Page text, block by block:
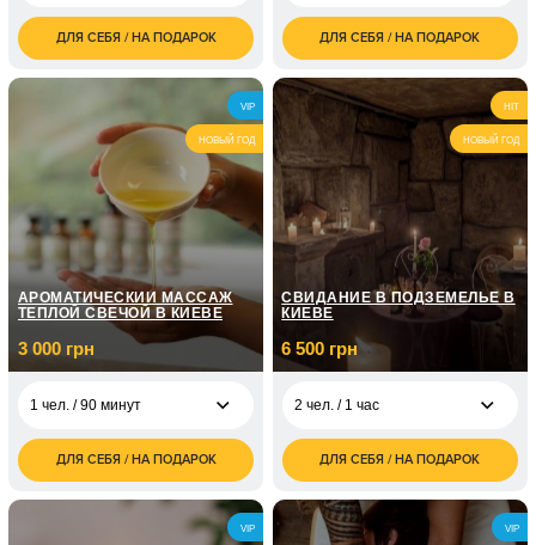
1 600
грн
ДЛЯ СЕБЯ / НА ПОДАРОК
1 500
грн
2 чел. / 1,5 часа
3 000
грн
ДЛЯ СЕБЯ / НА ПОДАРОК
VIP
НОВЫЙ ГОД
АРОМАТИЧЕСКИЙ МАССАЖ
ТЕПЛОЙ СВЕЧОЙ В КИЕВЕ
3 000 грн
1 чел. / 90 минут
3 000
грн
6 000
грн
ДЛЯ СЕБЯ / НА ПОДАРОК
HIT
НОВЫЙ ГОД
СВИДАНИЕ В ПОДЗЕМЕЛЬЕ В
КИЕВЕ
6 500 грн
2 чел. / 1 час
6 500
грн
2 чел. / 2 часа
7 500
грн
ДЛЯ СЕБЯ / НА ПОДАРОК
VIP VIP